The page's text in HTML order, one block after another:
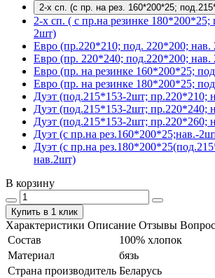
2-х сп. (с пр. на рез. 160*200*25;
2-х сп. ( с пр.на резинке 180*200*25;
2шт)
Евро (пр.220*210; под. 220*200; нав.
Евро (пр. 220*240; под.220*200; нав.
Евро (пр. на резинке 160*200*25;
Евро (пр. на резинке 180*200*25;
Дуэт (под.215*153-2шт; пр.220*210;
Дуэт (под.215*153-2шт; пр.220*240;
Дуэт (под.215*153-2шт; пр.220*260;
Дуэт (с пр.на рез.160*200*25;нав.-
Дуэт (с пр.на
нав.2шт)
В корзину
Купить в 1 клик
Характеристики Описание Отзывы
Состав
100% хлопок
Материал
бязь
Страна производитель Беларусь